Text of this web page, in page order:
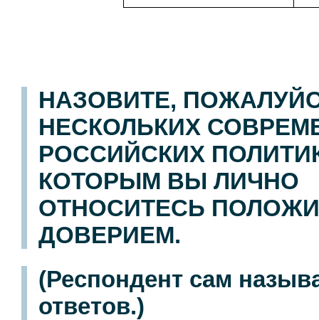
НАЗОВИТЕ,
НЕСКОЛЬКИХ
РОССИЙСКИХ
КОТОРЫМ ВЫ ЛИЧНО
ОТНОСИТЕСЬ
ДОВЕРИЕМ.
(Респондент сам
ответов.)